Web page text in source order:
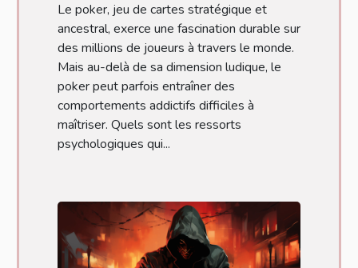
Le poker, jeu de cartes stratégique et
ancestral, exerce une fascination durable sur
des millions de joueurs à travers le monde.
Mais au-delà de sa dimension ludique, le
poker peut parfois entraîner des
comportements addictifs difficiles à
maîtriser. Quels sont les ressorts
psychologiques qui...